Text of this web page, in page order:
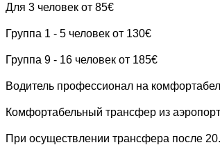
Для 3 человек от 85€
Группа 1 - 5 человек от 130€
Группа 9 - 16 человек от 185€
Водитель профессионал на
Комфортабельный трансфер из
При осуществлении трансфера после